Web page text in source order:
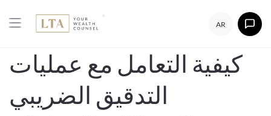
AR
كيفية التعامل مع عمليات
التدقيق الضريبي